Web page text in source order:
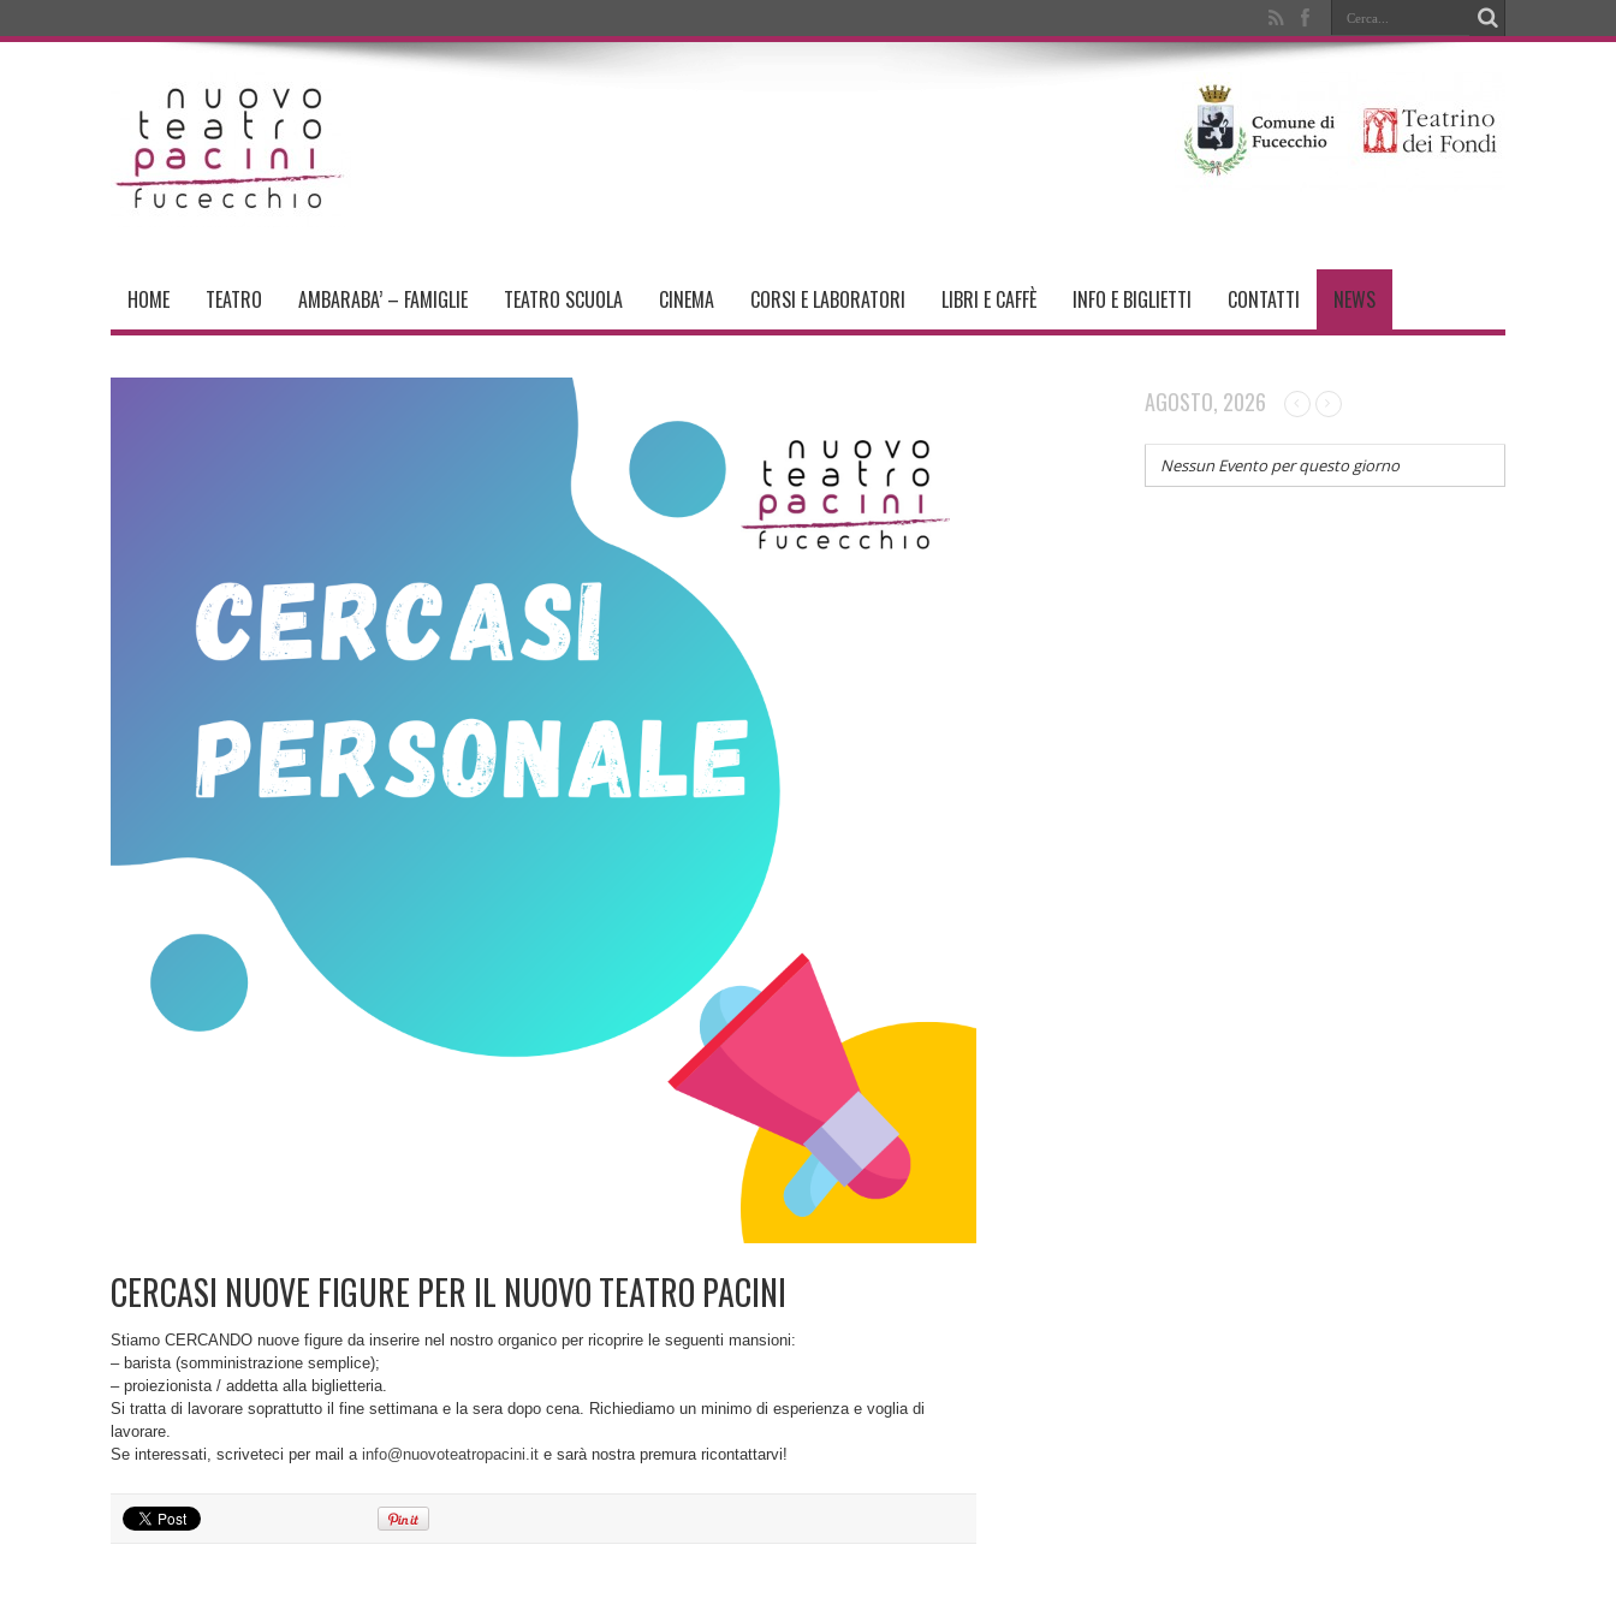
HOME TEATRO AMBARABA’ – FAMIGLIE TEATRO SCUOLA CINEMA CORSI E LABORATORI LIBRI E CAFFÈ INFO E BIGLIETTI CONTATTI NEWS
CERCASI NUOVE FIGURE PER IL NUOVO TEATRO PACINI
Stiamo CERCANDO nuove figure da inserire nel nostro organico per ricoprire le seguenti mansioni:
– barista (somministrazione semplice);
– proiezionista / addetta alla biglietteria.
Si tratta di lavorare soprattutto il fine settimana e la sera dopo cena. Richiediamo un minimo di esperienza e voglia di
lavorare.
Se interessati, scriveteci per mail a info@nuovoteatropacini.it e sarà nostra premura ricontattarvi!
AGOSTO, 2026
Nessun Evento per questo giorno